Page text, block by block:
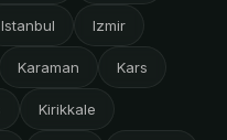
Istanbul Izmir
Karaman Kars
Kirikkale